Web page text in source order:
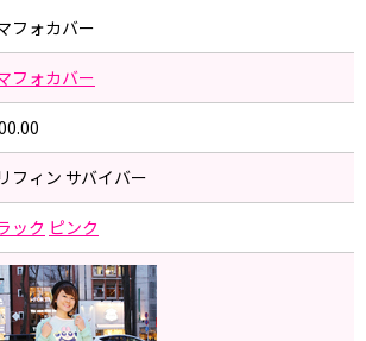
フォカバー
フォカバー
フィン サバイバー
ック ピンク